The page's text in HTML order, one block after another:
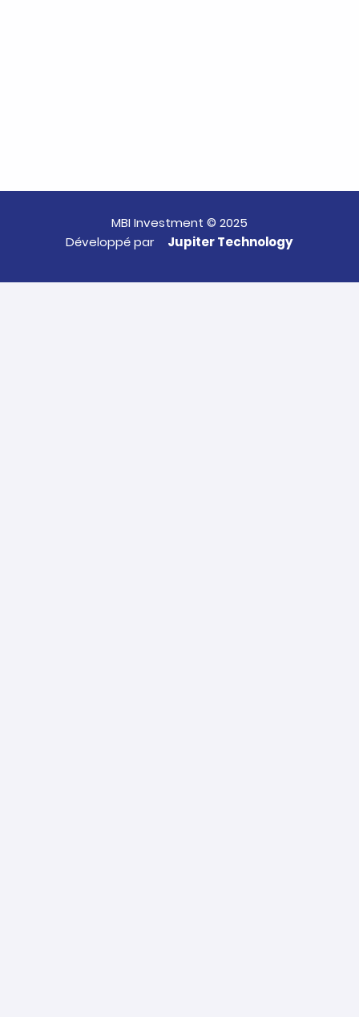
MBI Investment © 2025
Développé par
Jupiter Technology